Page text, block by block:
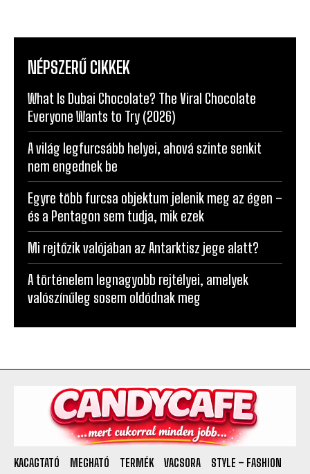
NÉPSZERŰ CIKKEK
What Is Dubai Chocolate? The Viral Chocolate
Everyone Wants to Try (2026)
A világ legfurcsább helyei, ahová szinte senkit
nem engednek be
Egyre több furcsa objektum jelenik meg az égen –
és a Pentagon sem tudja, mik ezek
Mi rejtőzik valójában az Antarktisz jege alatt?
A történelem legnagyobb rejtélyei, amelyek
valószínűleg sosem oldódnak meg
KACAGTATÓ MEGHATÓ TERMÉK VACSORA
STYLE – FASHION